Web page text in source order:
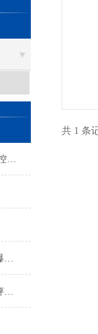
电子地磅,电子汽车衡称重显示控制器保养方法
隔爆天平（防爆电子台秤）防爆地磅-防爆炸电子秤产品推荐
高港10吨汽车衡（盐城20吨吊秤）蜀山便携式轨道称重秤）高邮30吨地磅
共 1 条